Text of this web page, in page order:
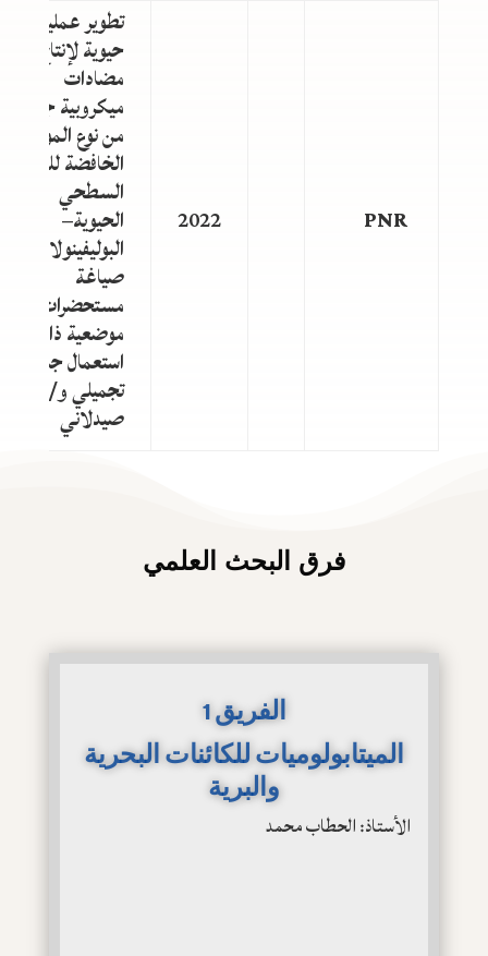
2022
تطوير عملية
حيوية لإنتاج
مضادات
ميكروبية جديدة
من نوع المواد
الخافضة للتوتر
السطحي
الحيوية–
البوليفينولات، مع
صياغة
مستحضرات
موضعية ذات
استعمال جلدي
تجميلي و/أو
صيدلاني
فرق البحث العلمي
الفريق 1
الميتابولوميات للكائنات البحرية
والبرية
الأستاذ: الحطاب محمد